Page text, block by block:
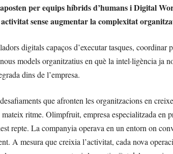
per equips híbrids d’humans i Digital
sense augmentar la complexitat
digitals capaços d’executar tasques, coordinar
models organitzatius en què la intel·ligència ja
dins de l’empresa.
que afronten les organitzacions en
ritme. Olimpfruit, empresa especialitzada en
repte. La companyia operava en un entorn on
A mesura que creixia l’activitat, cada nova